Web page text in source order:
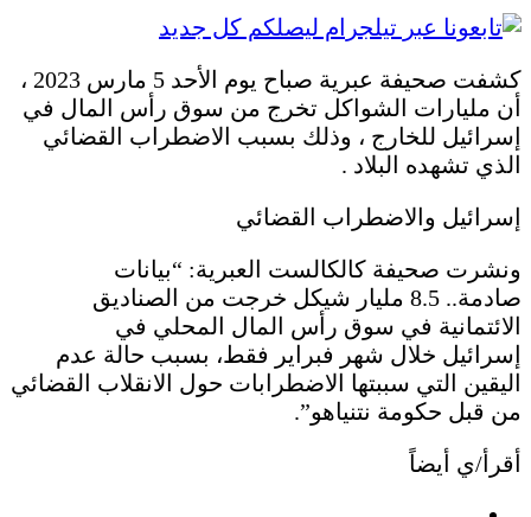
كشفت صحيفة عبرية صباح يوم الأحد 5 مارس 2023 ،
أن مليارات الشواكل تخرج من سوق رأس المال في
إسرائيل للخارج ، وذلك بسبب الاضطراب القضائي
الذي تشهده البلاد .
إسرائيل والاضطراب القضائي
ونشرت صحيفة كالكالست العبرية: “بيانات
صادمة.. 8.5 مليار شيكل خرجت من الصناديق
الائتمانية في سوق رأس المال المحلي في
إسرائيل خلال شهر فبراير فقط، بسبب حالة عدم
اليقين التي سببتها الاضطرابات حول الانقلاب القضائي
من قبل حكومة نتنياهو”.
أقرأ/ي أيضاً